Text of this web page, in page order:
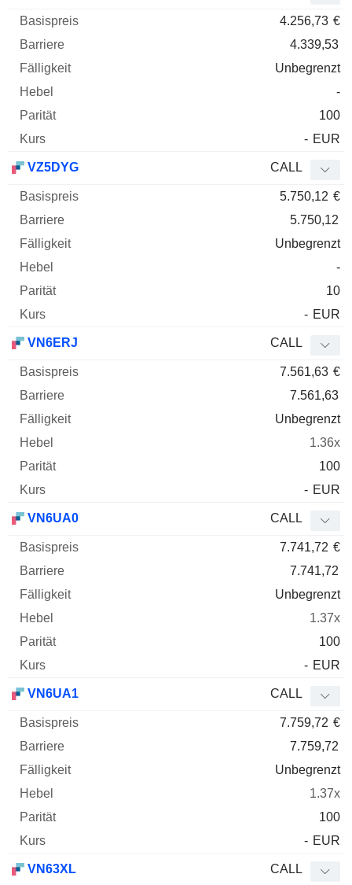
4.256,73 €
4.339,53
Unbegrenzt
-
100
- EUR
VZ5DYG CALL
5.750,12 €
5.750,12
Unbegrenzt
-
10
- EUR
VN6ERJ CALL
7.561,63 €
7.561,63
Unbegrenzt
1.36x
100
- EUR
VN6UA0 CALL
7.741,72 €
7.741,72
Unbegrenzt
1.37x
100
- EUR
VN6UA1 CALL
7.759,72 €
7.759,72
Unbegrenzt
1.37x
100
- EUR
VN63XL CALL